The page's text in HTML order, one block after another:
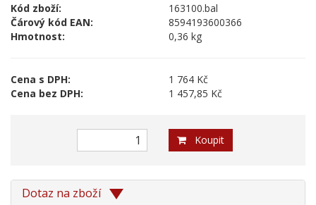
Kód zboží:
163100.bal
Čárový kód EAN:
8594193600366
Hmotnost:
0,36 kg
Cena s DPH:
1 764 Kč
Cena bez DPH:
1 457,85 Kč
Koupit
Dotaz na zboží